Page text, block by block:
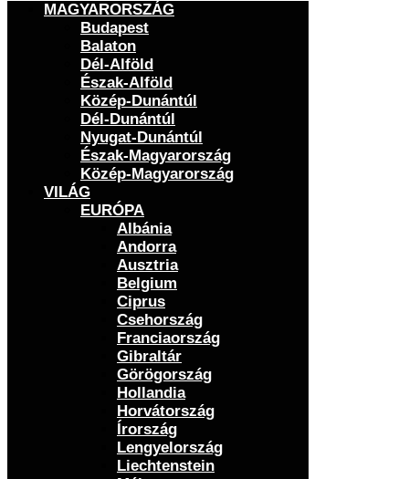
MAGYARORSZÁG
Budapest
Balaton
Dél-Alföld
Észak-Alföld
Közép-Dunántúl
Dél-Dunántúl
Nyugat-Dunántúl
Észak-Magyarország
Közép-Magyarország
VILÁG
EURÓPA
Albánia
Andorra
Ausztria
Belgium
Ciprus
Csehország
Franciaország
Gibraltár
Görögország
Hollandia
Horvátország
Írország
Lengyelország
Liechtenstein